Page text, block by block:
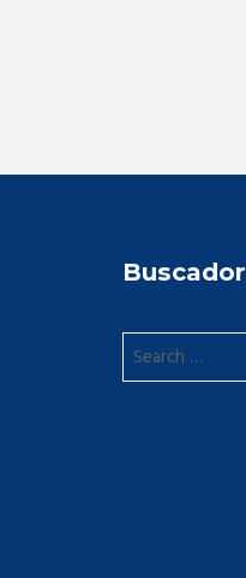
Buscador